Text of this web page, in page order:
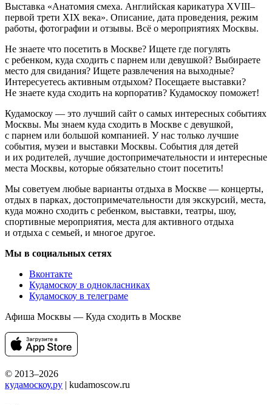
Выставка «Анатомия смеха. Английская карикатура XVIII–
первой трети XIX века». Описание, дата проведения, режим
работы, фотографии и отзывы. Всё о мероприятиях Москвы.
Не знаете что посетить в Москве? Ищете где погулять
с ребенком, куда сходить с парнем или девушкой? Выбираете
место для свидания? Ищете развлечения на выходные?
Интересуетесь активным отдыхом? Посещаете выставки?
Не знаете куда сходить на корпоратив? Кудамоскоу поможет!
Кудамоскоу — это лучший сайт о самых интересных событиях
Москвы. Мы знаем куда сходить в Москве с девушкой,
с парнем или большой компанией. У нас только лучшие
события, музеи и выставки Москвы. События для детей
и их родителей, лучшие достопримечательности и интересные
места Москвы, которые обязательно стоит посетить!
Мы советуем любые варианты отдыха в Москве — концерты,
отдых в парках, достопримечательности для экскурсий, места,
куда можно сходить с ребенком, выставки, театры, шоу,
спортивные мероприятия, места для активного отдыха
и отдыха с семьей, и многое другое.
Мы в социальных сетях
Вконтакте
Кудамоскоу в однокласниках
Кудамоскоу в телеграме
Афиша Москвы — Куда сходить в Москве
© 2013–2026
кудамоскоу.ру | kudamoscow.ru